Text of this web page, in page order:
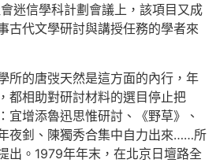
迷信學科計劃會議上，該項目又成
古代文學研討與講授任務的學者來
所的唐弢天然是這方面的內行，年
都相助對研討材料的選目停止把
宜增添魯迅思惟研討、《野草》、
夜釗、陳獨秀合集中自力出來……所
出。1979年年末，在北京日壇路全